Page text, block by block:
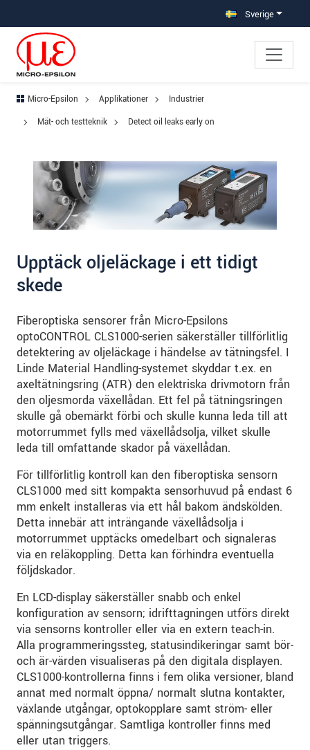
Sverige
Micro-Epsilon Applikationer
Industrier
Mät- och testteknik
Detect oil leaks early on
Upptäck oljeläckage i ett tidigt
skede
Fiberoptiska sensorer från Micro-Epsilons
optoCONTROL CLS1000-serien säkerställer tillförlitlig
detektering av oljeläckage i händelse av tätningsfel. I
Linde Material Handling-systemet skyddar t.ex. en
axeltätningsring (ATR) den elektriska drivmotorn från
den oljesmorda växellådan. Ett fel på tätningsringen
skulle gå obemärkt förbi och skulle kunna leda till att
motorrummet fylls med växellådsolja, vilket skulle
leda till omfattande skador på växellådan.
För tillförlitlig kontroll kan den fiberoptiska sensorn
CLS1000 med sitt kompakta sensorhuvud på endast 6
mm enkelt installeras via ett hål bakom ändskölden.
Detta innebär att inträngande växellådsolja i
motorrummet upptäcks omedelbart och signaleras
via en reläkoppling. Detta kan förhindra eventuella
följdskador.
En LCD-display säkerställer snabb och enkel
konfiguration av sensorn; idrifttagningen utförs direkt
via sensorns kontroller eller via en extern teach-in.
Alla programmeringssteg, statusindikeringar samt bör-
och är-värden visualiseras på den digitala displayen.
CLS1000-kontrollerna finns i fem olika versioner, bland
annat med normalt öppna/ normalt slutna kontakter,
växlande utgångar, optokopplare samt ström- eller
spänningsutgångar. Samtliga kontroller finns med
eller utan triggers.